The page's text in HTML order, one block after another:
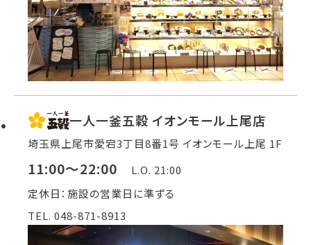
一人一釜五穀 イオンモール上尾店
埼玉県上尾市愛宕3丁目8番1号 イオンモール上尾 1F
11:00～22:00
L.O. 21:00
定休日：施設の営業日に準ずる
TEL. 048-871-8913